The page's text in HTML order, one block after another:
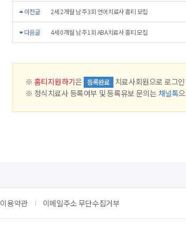
이전글 2세 2개월 남 주3회 언어치료사 홈티 모집
다음글 4세 0개월 남 주1회 ABA치료사 홈티 모집
※ 홈티지원하기은 등록완료
치료사회원으로 로그
※ 정식치료사 등록여부 및 등록유보 문의는 채널톡
이용약관 이메일주소 무단수집거부